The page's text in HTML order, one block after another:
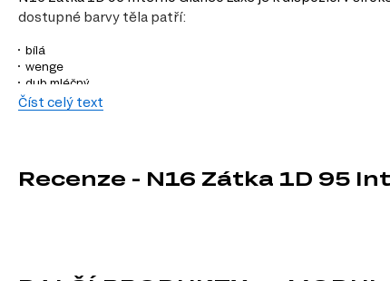
dostupné barvy těla patří:
bílá
wenge
dub mléčný
šedá
dub Appalačský
Číst celý text
Recenze - N16 Zátka 1D 95